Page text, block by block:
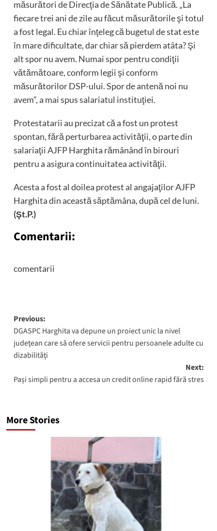
măsurători de Direcţia de Sănătate Publică. „La
fiecare trei ani de zile au făcut măsurătorile şi totul
a fost legal. Eu chiar înţeleg că bugetul de stat este
în mare dificultate, dar chiar să pierdem atâta? Şi
alt spor nu avem. Numai spor pentru condiţii
vătămătoare, conform legii şi conform
măsurătorilor DSP-ului. Spor de antenă noi nu
avem”, a mai spus salariatul instituţiei.
Protestatarii au precizat că a fost un protest
spontan, fără perturbarea activităţii, o parte din
salariaţii AJFP Harghita rămânând în birouri
pentru a asigura continuitatea activităţii.
Acesta a fost al doilea protest al angajaţilor AJFP
Harghita din această săptămâna, după cel de luni.
(Şt.P.)
Comentarii:
comentarii
Post
navigation
Previous:
DGASPC Harghita va depune un proiect unic la nivel
judeţean care să ofere servicii pentru persoanele adulte cu
dizabilităţi
Next:
Pași simpli pentru a accesa un credit online rapid fără stres
More Stories